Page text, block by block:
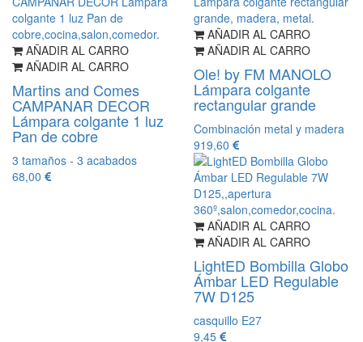
AÑADIR AL CARRO
AÑADIR AL CARRO
Martins and Comes
CAMPANAR DECOR
Lámpara colgante 1 luz
Pan de cobre
3 tamaños - 3 acabados
68,00
AÑADIR AL CARRO
AÑADIR AL CARRO
Ole! by FM MANOLO
Lámpara colgante
rectangular grande
Combinación metal y madera
919,60
AÑADIR AL CARRO
AÑADIR AL CARRO
LightED Bombilla Globo
Ámbar LED Regulable
7W D125
casquillo E27
9,45